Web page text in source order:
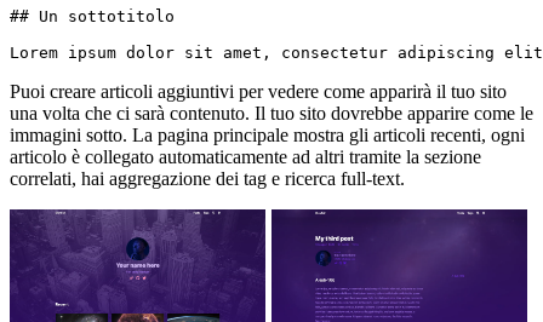
Lorem ipsum dolor sit amet, consectetur adipiscing
Puoi creare articoli aggiuntivi per vedere come apparirà il tuo sito
una volta che ci sarà contenuto. Il tuo sito dovrebbe apparire come le
immagini sotto. La pagina principale mostra gli articoli recenti, ogni
articolo è collegato automaticamente ad altri tramite la sezione
correlati, hai aggregazione dei tag e ricerca full-text.